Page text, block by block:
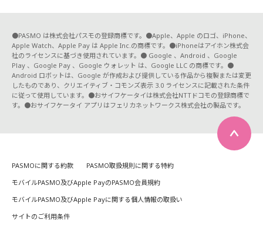
●PASMO は株式会社パスモの登録商標です。●Apple、Apple のロゴ、iPhone、
Apple Watch、Apple Pay は Apple Inc.の商標です。●iPhoneはアイホン株式会
社のライセンスに基づき使用されています。● Google 、Android 、Google
Play 、Google Pay 、Google ウォレット は、Google LLC の商標です。●
Android ロボットは、Google が作成および提供している作品から複製または変更
したものであり、クリエイティブ・コモンズ表示 3.0 ライセンスに記載された条件
に従って使用しています。●おサイフケータイは株式会社NTTドコモの登録商標で
す。●おサイフケータイ アプリはフェリカネットワークス株式会社の製品です。
PASMOに関する約款
PASMO取扱規則に関する特約
モバイルPASMO及びApple PayのPASMO会員規約
モバイルPASMO及びApple Payに関する個人情報の取扱い
サイトのご利用条件